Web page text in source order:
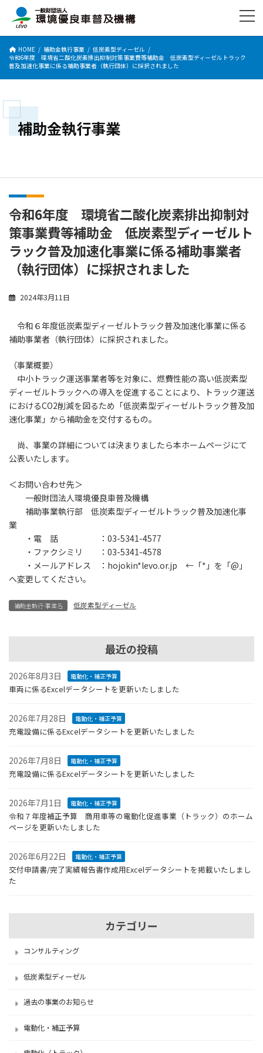
ッ
移
HOME 補助金執行事業
低炭素型ディーゼル
令和6年度 環境省二酸化炭素排出抑制対策事業費等補助金 低炭素型ディーゼルトラック
普及加速化事業に係る補助事業者（執行団体）に採択されました
補助金執行事業
令和6年度 環境省二酸化炭素排出抑制対
策事業費等補助金 低炭素型ディーゼルト
ラック普及加速化事業に係る補助事業者
（執行団体）に採択されました
2024年3月11日
令和６年度低炭素型ディーゼルトラック普及加速化事業に係る
補助事業者（執行団体）に採択されました。
（事業概要）
中小トラック運送事業者等を対象に、燃費性能の高い低炭素型
ディーゼルトラックへの導入を促進することにより、トラック運送
におけるCO2削減を図るため「低炭素型ディーゼルトラック普及加
速化事業」から補助金を交付するもの。
尚、事業の詳細については決まりましたら本ホームページにて
公表いたします。
＜お問い合わせ先＞
一般財団法人環境優良車普及機構
補助事業執行部 低炭素型ディーゼルトラック普及加速化事
業
・電 話 ：03-5341-4577
・ファクシミリ ：03-5341-4578
・メールアドレス ：hojokin*levo.or.jp ←「*」を「@」
へ変更してください。
補助金執行-事業名 低炭素型ディーゼル
最近の投稿
2026年8月3日 電動化・補正予算
車両に係るExcelデータシートを更新いたしました
2026年7月28日 電動化・補正予算
充電設備に係るExcelデータシートを更新いたしました
2026年7月8日 電動化・補正予算
充電設備に係るExcelデータシートを更新いたしました
2026年7月1日 電動化・補正予算
令和７年度補正予算 商用車等の電動化促進事業（トラック）のホーム
ページを更新いたしました
2026年6月22日 電動化・補正予算
交付申請書/完了実績報告書作成用Excelデータシートを掲載いたしまし
た
カテゴリー
コンサルティング
低炭素型ディーゼル
過去の事業のお知らせ
電動化・補正予算